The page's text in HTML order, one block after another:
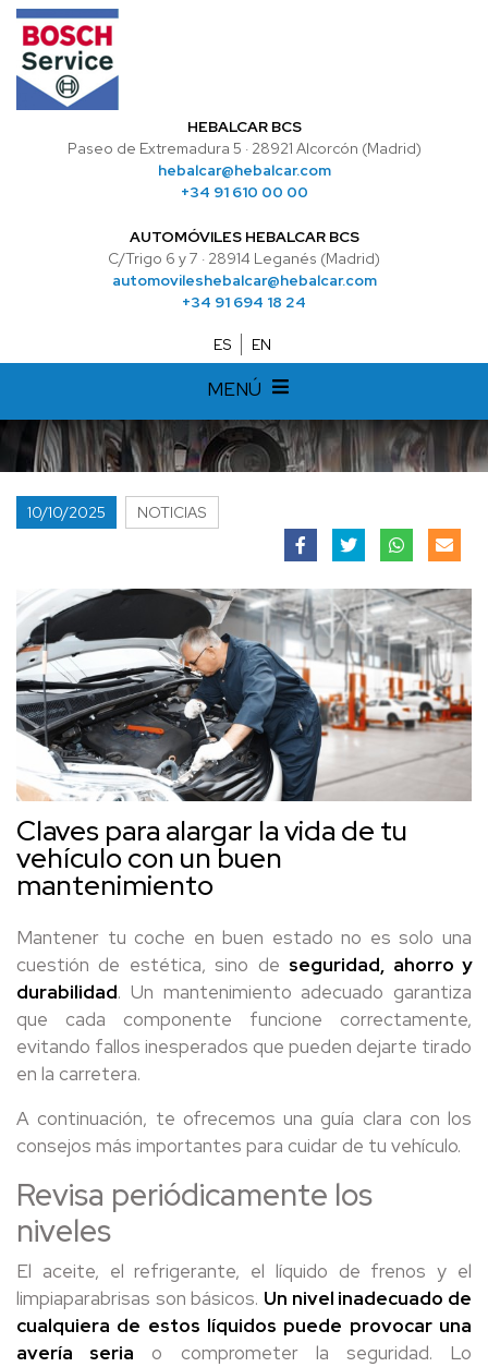
HEBALCAR BCS
Paseo de Extremadura 5 · 28921 Alcorcón (Madrid)
hebalcar@hebalcar.com
+34 91 610 00 00
AUTOMÓVILES HEBALCAR BCS
C/Trigo 6 y 7 · 28914 Leganés (Madrid)
automovileshebalcar@hebalcar.com
+34 91 694 18 24
ES EN
MENÚ
10/10/2025 NOTICIAS
Claves para alargar la vida de tu
vehículo con un buen
mantenimiento
Mantener tu coche en buen estado no es solo una
cuestión de estética, sino de seguridad, ahorro y
durabilidad. Un mantenimiento adecuado garantiza
que cada componente funcione correctamente,
evitando fallos inesperados que pueden dejarte tirado
en la carretera.
A continuación, te ofrecemos una guía clara con los
consejos más importantes para cuidar de tu vehículo.
Revisa periódicamente los
niveles
El aceite, el refrigerante, el líquido de frenos y el
limpiaparabrisas son básicos. Un nivel inadecuado de
cualquiera de estos líquidos puede provocar una
avería seria o comprometer la seguridad. Lo